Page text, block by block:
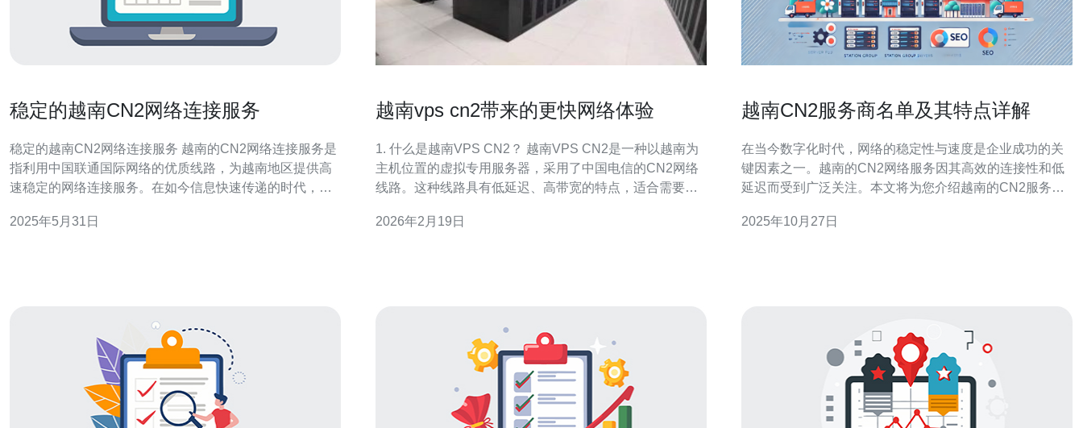
稳定的越南CN2网络连接服务
稳定的越南CN2网络连接服务 越南的CN2网络连接服务是
指利用中国联通国际网络的优质线路，为越南地区提供高
速稳定的网络连接服务。在如今信息快速传递的时代，稳
网络连接服务的优势在于其稳定性和高速性
2025年5月31日
越南vps cn2带来的更快网络体验
1. 什么是越南VPS CN2？ 越南VPS CN2是一种以越南为
主机位置的虚拟专用服务器，采用了中国电信的CN2网络
线路。这种线路具有低延迟、高带宽的特点，适合需要快
业和个人选择越南VPS CN2来提升网站访问速度和用户体
2026年2月19日
越南CN2服务商名单及其特点详解
在当今数字化时代，网络的稳定性与速度是企业成功的关
键因素之一。越南的CN2网络服务因其高效的连接性和低
延迟而受到广泛关注。本文将为您介绍越南的CN2服务商
策。 以下是本文的三个精华要点： 越南的CN2服务市场近
2025年10月27日